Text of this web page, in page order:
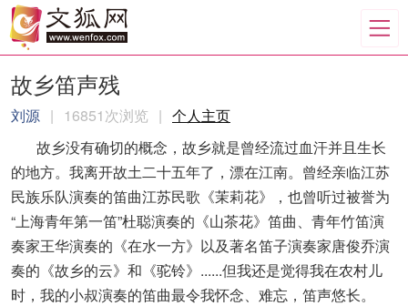
故乡笛声残
刘源 | 16851次浏览 | 个人主页
故乡没有确切的概念，故乡就是曾经流过血汗并且生长
的地方。我离开故土二十五年了，漂在江南。曾经亲临江苏
民族乐队演奏的笛曲江苏民歌《茉莉花》，也曾听过被誉为
“上海青年第一笛”杜聪演奏的《山茶花》笛曲、青年竹笛演
奏家王华演奏的《在水一方》以及著名笛子演奏家唐俊乔演
奏的《故乡的云》和《驼铃》......但我还是觉得我在农村儿
时，我的小叔演奏的笛曲最令我怀念、难忘，笛声悠长。